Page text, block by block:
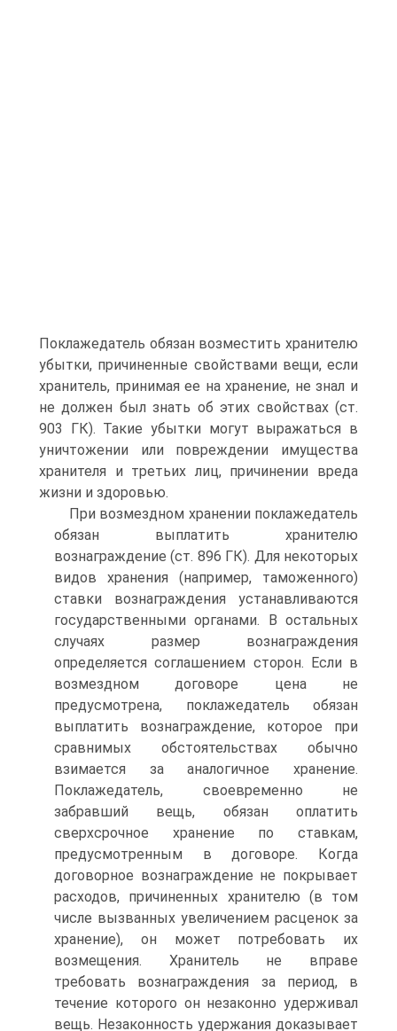
Поклажедатель обязан возместить хранителю
убытки, причиненные свойствами вещи, если
хранитель, принимая ее на хранение, не знал и
не должен был знать об этих свойствах (ст.
903 ГК). Такие убытки могут выражаться в
уничтожении или повреждении имущества
хранителя и третьих лиц, причинении вреда
жизни и здоровью.
При возмездном хранении поклажедатель
обязан выплатить хранителю
вознаграждение (ст. 896 ГК). Для некоторых
видов хранения (например, таможенного)
ставки вознаграждения устанавливаются
государственными органами. В остальных
случаях размер вознаграждения
определяется соглашением сторон. Если в
возмездном договоре цена не
предусмотрена, поклажедатель обязан
выплатить вознаграждение, которое при
сравнимых обстоятельствах обычно
взимается за аналогичное хранение.
Поклажедатель, своевременно не
забравший вещь, обязан оплатить
сверхсрочное хранение по ставкам,
предусмотренным в договоре. Когда
договорное вознаграждение не покрывает
расходов, причиненных хранителю (в том
числе вызванных увеличением расценок за
хранение), он может потребовать их
возмещения. Хранитель не вправе
требовать вознаграждения за период, в
течение которого он незаконно удерживал
вещь. Незаконность удержания доказывает